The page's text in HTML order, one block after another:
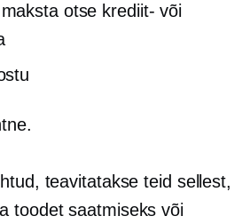
otse krediit- või
teavitatakse teid sellest,
toodet saatmiseks või